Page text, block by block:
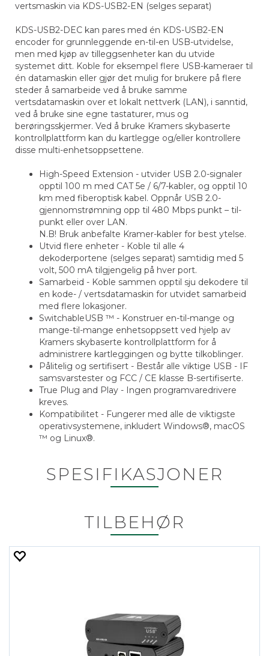
vertsmaskin via KDS-USB2-EN (selges separat)
KDS-USB2-DEC kan pares med én KDS-USB2-EN
encoder for grunnleggende en-til-en USB-utvidelse,
men med kjøp av tilleggsenheter kan du utvide
systemet ditt. Koble for eksempel flere USB-kameraer til
én datamaskin eller gjør det mulig for brukere på flere
steder å samarbeide ved å bruke samme
vertsdatamaskin over et lokalt nettverk (LAN), i sanntid,
ved å bruke sine egne tastaturer, mus og
berøringsskjermer. Ved å bruke Kramers skybaserte
kontrollplattform kan du kartlegge og/eller kontrollere
disse multi-enhetsoppsettene.
High-Speed Extension - utvider USB 2.0-signaler
opptil 100 m med CAT 5e / 6/7-kabler, og opptil 10
km med fiberoptisk kabel. Oppnår USB 2.0-
gjennomstrømning opp til 480 Mbps punkt – til-
punkt eller over LAN.
N.B! Bruk anbefalte Kramer-kabler for best ytelse.
Utvid flere enheter - Koble til alle 4
dekoderportene (selges separat) samtidig med 5
volt, 500 mA tilgjengelig på hver port.
Samarbeid - Koble sammen opptil sju dekodere til
en kode- / vertsdatamaskin for utvidet samarbeid
med flere lokasjoner.
SwitchableUSB ™ - Konstruer en-til-mange og
mange-til-mange enhetsoppsett ved hjelp av
Kramers skybaserte kontrollplattform for å
administrere kartleggingen og bytte tilkoblinger.
Pålitelig og sertifisert - Består alle viktige USB - IF
samsvarstester og FCC / CE klasse B-sertifiserte.
True Plug and Play - Ingen programvaredrivere
kreves.
Kompatibilitet - Fungerer med alle de viktigste
operativsystemene, inkludert Windows®, macOS
™ og Linux®.
SPESIFIKASJONER
TILBEHØR